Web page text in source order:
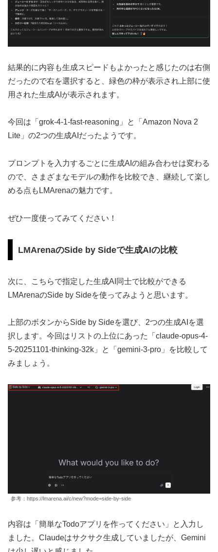
結果的に内容も生成スピードもよかったと感じたのは右側
だったので右を選択すると、緑色の枠が表示され上部に使
用された生成AIが表示されます。
今回は「grok-4-1-fast-reasoning」と「Amazon Nova 2
Lite」の2つの生成AIだったようです。
プロンプトを入力するごとに生成AIの組み合わせは変わる
ので、さまざまなモデルの動作を比較でき、継続して楽し
める点もLMArenaの魅力です。
ぜひ一度使ってみてください！
LMArenaのSide by Sideで生成AIの比較
次に、こちらで指定した生成AI同士で比較ができる
LMArenaのSide by Sideを使ってみようと思います。
上部のボタンからSide by Sideを選び、2つの生成AIを選
択します。今回はリストの上位にあった「claude-opus-4-
5-20251101-thinking-32k」と「gemini-3-pro」を比較して
みましょう。
参考：https://lmarena.ai/c/new?mode=side-by-side
内容は「簡単なTodoアプリを作ってください」と入力し
ました。Claudeはサクサク生成していましたが、Gemini